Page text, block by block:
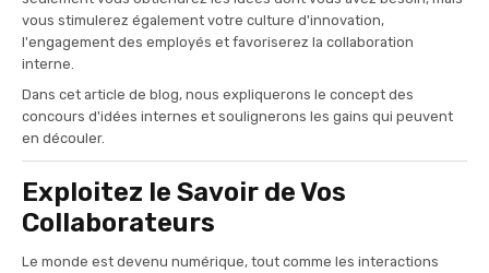
vous stimulerez également votre culture d'innovation,
l'engagement des employés et favoriserez la collaboration
interne.
Dans cet article de blog, nous expliquerons le concept des
concours d'idées internes et soulignerons les gains qui peuvent
en découler.
Exploitez le Savoir de Vos
Collaborateurs
Le monde est devenu numérique, tout comme les interactions